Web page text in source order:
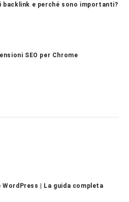
backlink e perché sono importanti?
SEO per Chrome
WordPress | La guida completa